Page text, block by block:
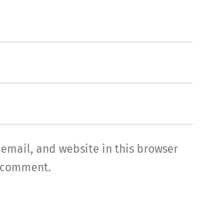
and website in this browser